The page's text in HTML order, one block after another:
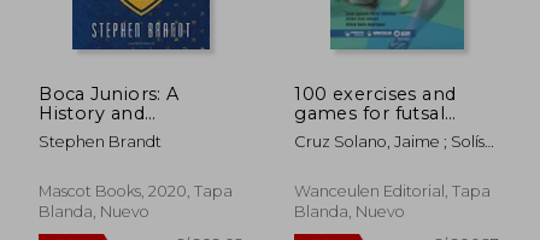
S/ 95,18 dcto. S/
Boca Juniors: A
History and
Appreciation of
Buenos Aires'Most
Team (en Inglés)
Stephen Brandt
Mascot Books, 2020, Tapa
Blanda, Nuevo
100 exercises and
games for futsal
initiation
Cruz Solano, Jaime ; Solís
Rodríguez, Alicia
Wanceulen Editorial, Tapa
Blanda, Nuevo